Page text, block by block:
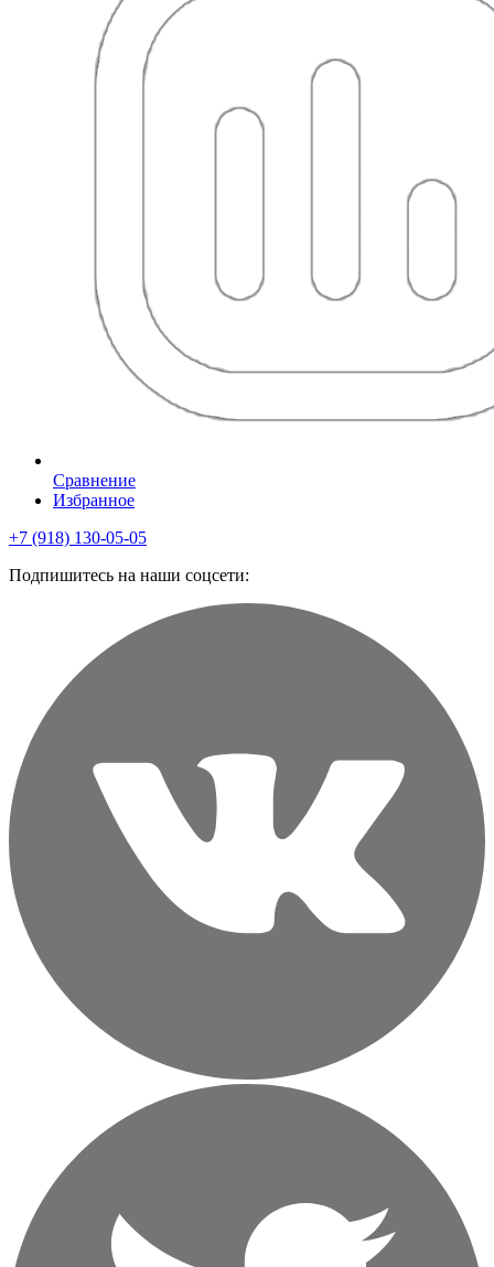
Сравнение
Избранное
+7 (918) 130-05-05
Подпишитесь на наши соцсети: